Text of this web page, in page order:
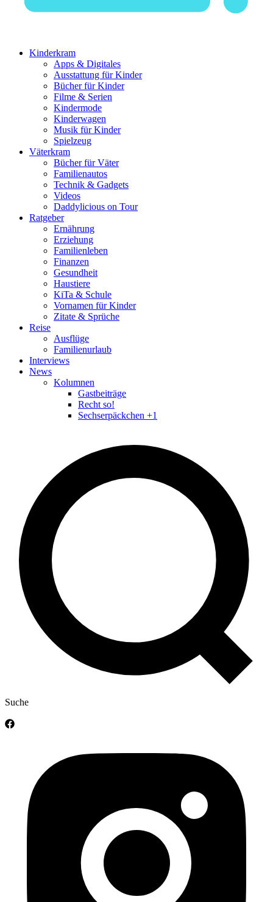
Kinderkram
Apps & Digitales
Ausstattung für Kinder
Bücher für Kinder
Filme & Serien
Kindermode
Kinderwagen
Musik für Kinder
Spielzeug
Väterkram
Bücher für Väter
Familienautos
Technik & Gadgets
Videos
Daddylicious on Tour
Ratgeber
Ernährung
Erziehung
Familienleben
Finanzen
Gesundheit
Haustiere
KiTa & Schule
Vornamen für Kinder
Zitate & Sprüche
Reise
Ausflüge
Familienurlaub
Interviews
News
Kolumnen
Gastbeiträge
Recht so!
Sechserpäckchen +1
Suche